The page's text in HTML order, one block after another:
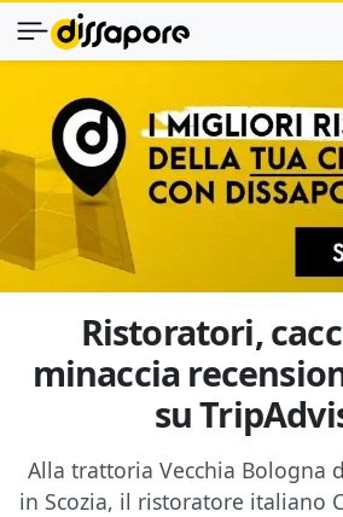
Ristoratori,
minaccia
su
Alla trattoria Vecchia Bologna
in Scozia, il ristoratore italiano